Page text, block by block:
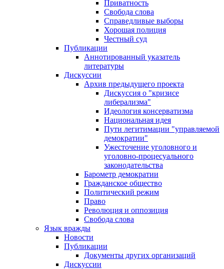
Приватность
Свобода слова
Справедливые выборы
Хорошая полиция
Честный суд
Публикации
Аннотированный указатель
литературы
Дискуссии
Архив предыдущего проекта
Дискуссия о "кризисе
либерализма"
Идеология консерватизма
Национальная идея
Пути легитимации "управляемой
демократии"
Ужесточение уголовного и
уголовно-процесуального
законодательства
Барометр демократии
Гражданское общество
Политический режим
Право
Революция и оппозиция
Свобода слова
Язык вражды
Новости
Публикации
Документы других организаций
Дискуссии